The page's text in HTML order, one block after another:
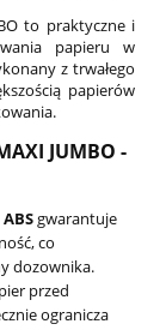
to praktyczne i
papieru w
z trwałego
papierów
JUMBO -
gwarantuje
co
dozownika.
przed
ogranicza